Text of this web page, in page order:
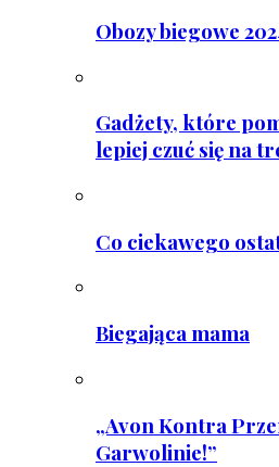
Obozy biegowe
Gadżety, które
lepiej czuć się na
Co ciekawego
Biegająca mama
„Avon Kontra
Garwolinie!”